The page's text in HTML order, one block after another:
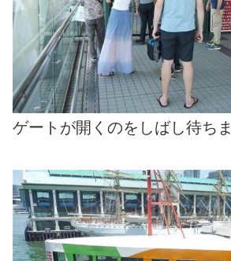
ゲートが開くのをしばし待ちま